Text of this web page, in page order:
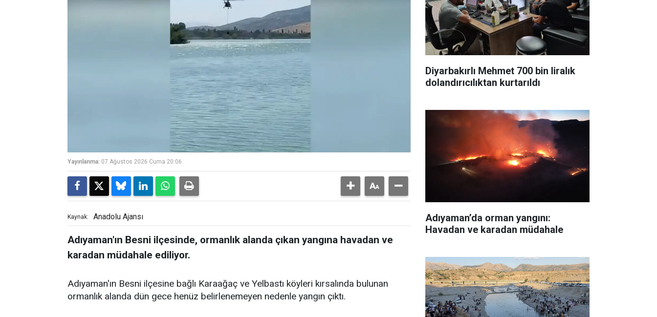
Yayınlanma: 07 Ağustos 2026 Cuma 20:06
Kaynak: Anadolu Ajansı
Adıyaman'ın Besni ilçesinde, ormanlık alanda çıkan yangına havadan ve
karadan müdahale ediliyor.
Adıyaman'ın Besni ilçesine bağlı Karaağaç ve Yelbastı köyleri kırsalında bulunan
ormanlık alanda dün gece henüz belirlenemeyen nedenle yangın çıktı.
Diyarbakırlı Mehmet 700 bin liralık
dolandırıcılıktan kurtarıldı
Adıyaman’da orman yangını:
Havadan ve karadan müdahale